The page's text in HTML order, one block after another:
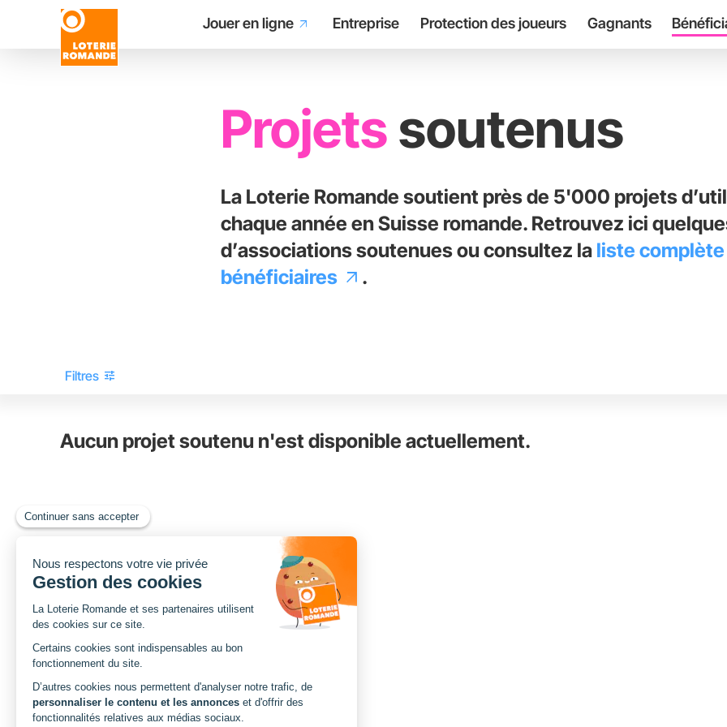
contenu
MainJouer en ligne arrow_outward Entreprise Protection des joueurs Gagnants
Projetssoutenus
La Loterie Romande soutient près de 5'000 projets
chaque année en Suisse romande. Retrouvez ici
d’associations soutenues ou consultez la liste
bénéficiaires
.
Filtres tune
Aucun projet soutenu n'est disponible actuellement.